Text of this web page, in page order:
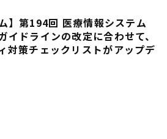
】第194回 医療情報システム
イドラインの改定に合わせて、
対策チェックリストがアップデ